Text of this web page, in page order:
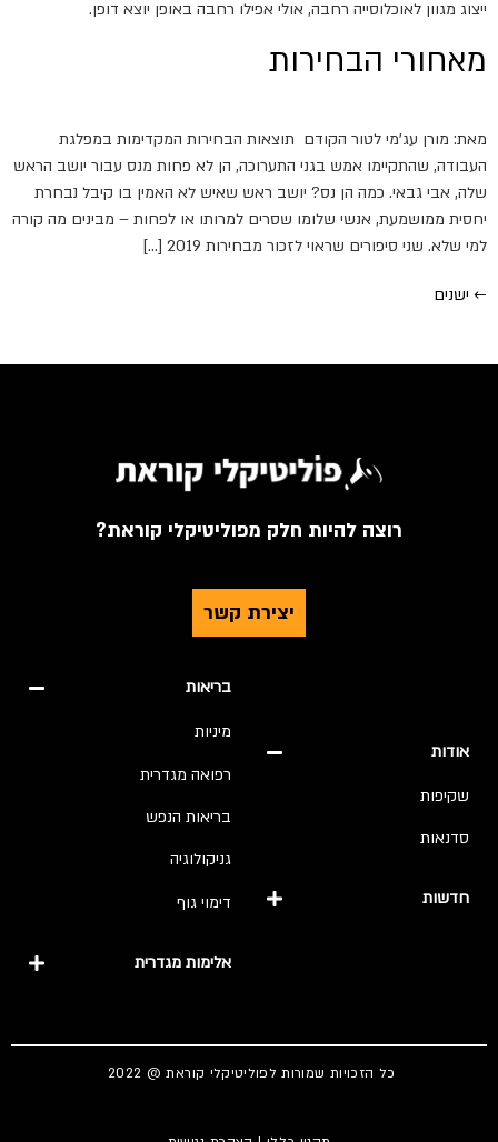
ייצוג מגוון לאוכלוסייה רחבה, אולי אפילו רחבה באופן יוצא דופן.
מאחורי הבחירות
מאת: מורן עג'מי לטור הקודם תוצאות הבחירות המקדימות במפלגת
העבודה, שהתקיימו אמש בגני התערוכה, הן לא פחות מנס עבור יושב הראש
שלה, אבי גבאי. כמה הן נס? יושב ראש שאיש לא האמין בו קיבל נבחרת
יחסית ממושמעת, אנשי שלומו שסרים למרותו או לפחות – מבינים מה קורה
למי שלא. שני סיפורים שראוי לזכור מבחירות 2019 […]
← ישנים
רוצה להיות חלק מפוליטיקלי קוראת?
יצירת קשר
אודות
שקיפות
סדנאות
חדשות
בריאות
מיניות
רפואה מגדרית
בריאות הנפש
גניקולוגיה
דימוי גוף
אלימות מגדרית
כל הזכויות שמורות לפוליטיקלי קוראת @ 2022